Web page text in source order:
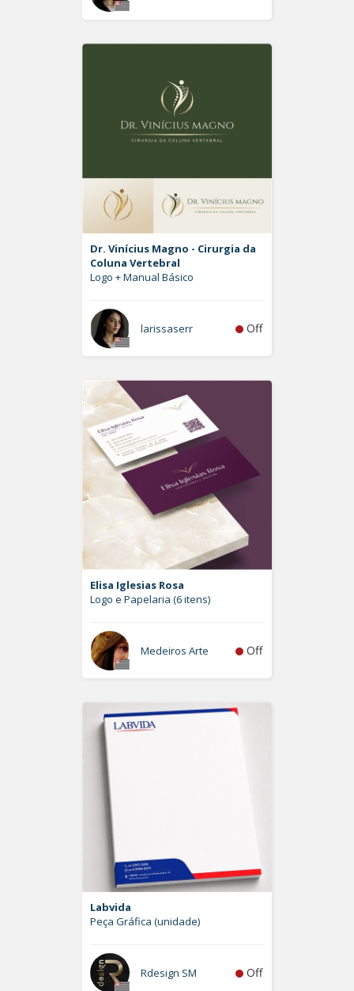
Dr. Vinícius Magno - Cirurgia da
Coluna Vertebral
Logo + Manual Básico
larissaserr Off
Elisa Iglesias Rosa
Logo e Papelaria (6 itens)
Medeiros Arte Off
Labvida
Peça Gráfica (unidade)
Rdesign SM Off